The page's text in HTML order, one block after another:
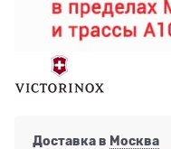
Доставка в Москва